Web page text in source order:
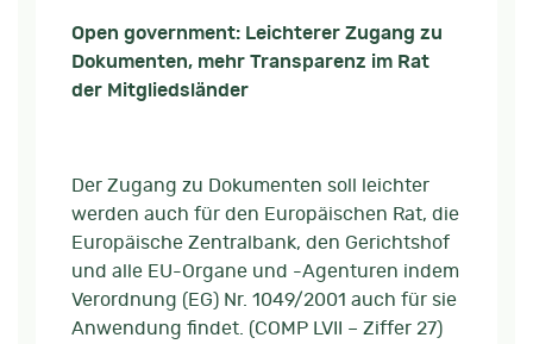
Open government: Leichterer Zugang zu
Dokumenten, mehr Transparenz im Rat
der Mitgliedsländer
Der Zugang zu Dokumenten soll leichter
werden auch für den Europäischen Rat, die
Europäische Zentralbank, den Gerichtshof
und alle EU-Organe und -Agenturen indem
Verordnung (EG) Nr. 1049/2001 auch für sie
Anwendung findet. (COMP LVII – Ziffer 27)